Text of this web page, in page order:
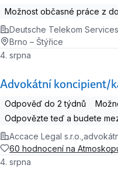
Možnost občasné práce z
Deutsche Telekom
Brno – Štýřice
Advokátní koncipient/
4. srpna
Odpověď do 2 týdnů
Odpovězte teď a budete
Accace Legal
60 hodnocení na
4. srpna